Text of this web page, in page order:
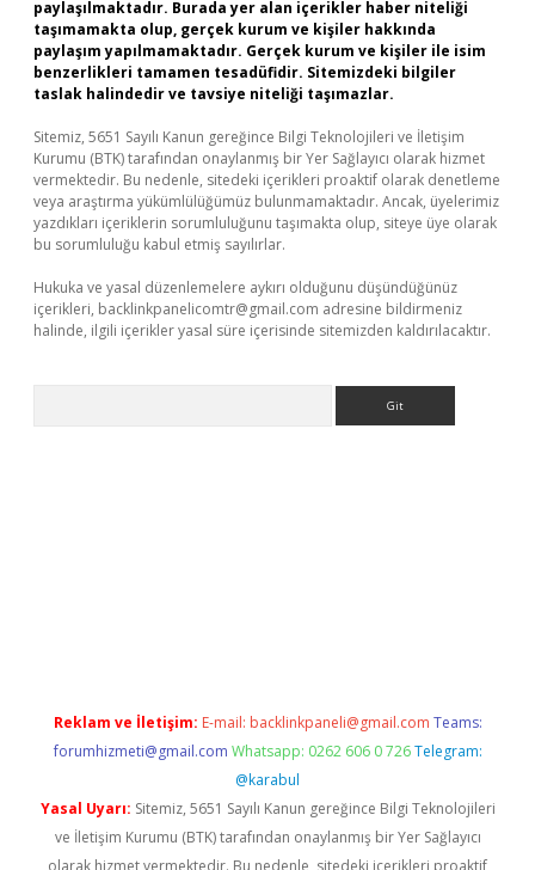
paylaşılmaktadır. Burada yer alan içerikler haber niteliği
taşımamakta olup, gerçek kurum ve kişiler hakkında
paylaşım yapılmamaktadır. Gerçek kurum ve kişiler ile isim
benzerlikleri tamamen tesadüfidir. Sitemizdeki bilgiler
taslak halindedir ve tavsiye niteliği taşımazlar.
Sitemiz, 5651 Sayılı Kanun gereğince Bilgi Teknolojileri ve İletişim
Kurumu (BTK) tarafından onaylanmış bir Yer Sağlayıcı olarak hizmet
vermektedir. Bu nedenle, sitedeki içerikleri proaktif olarak denetleme
veya araştırma yükümlülüğümüz bulunmamaktadır. Ancak, üyelerimiz
yazdıkları içeriklerin sorumluluğunu taşımakta olup, siteye üye olarak
bu sorumluluğu kabul etmiş sayılırlar.
Hukuka ve yasal düzenlemelere aykırı olduğunu düşündüğünüz
içerikleri, backlinkpanelicomtr@gmail.com adresine bildirmeniz
halinde, ilgili içerikler yasal süre içerisinde sitemizden kaldırılacaktır.
Reklam ve İletişim: E-mail: backlinkpaneli@gmail.com Teams:
forumhizmeti@gmail.com Whatsapp: 0262 606 0 726 Telegram:
@karabul
Yasal Uyarı: Sitemiz, 5651 Sayılı Kanun gereğince Bilgi Teknolojileri
ve İletişim Kurumu (BTK) tarafından onaylanmış bir Yer Sağlayıcı
olarak hizmet vermektedir. Bu nedenle, sitedeki içerikleri proaktif